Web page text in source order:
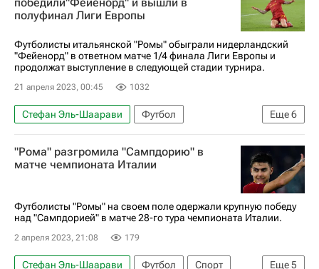
Серия А 2026-2027 (Чемпионат Италии по футболу)
полуфинал Лиги Европы
Футболисты итальянской "Ромы" обыграли нидерландский
"Фейенорд" в ответном матче 1/4 финала Лиги Европы и
продолжат выступление в следующей стадии турнира.
21 апреля 2023, 00:45 1032
Еще6
Стефан Эль-Шаарави
Футбол
Леонардо Спинаццола
Пауло Дибала
Фейенорд
Байер 04
Севилья
"Рома" разгромила "Сампдорию" в
матче чемпионата Италии
Футболисты "Ромы" на своем поле одержали крупную победу
над "Сампдорией" в матче 28-го тура чемпионата Италии.
2 апреля 2023, 21:08 179
Еще5
Стефан Эль-Шаарави Футбол
Спорт